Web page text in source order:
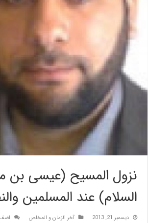
نزول المسيح (عيسى بن
السلام) عند المسلمين
ديسمبر 21, 2013 آخر الزمان و المخلص